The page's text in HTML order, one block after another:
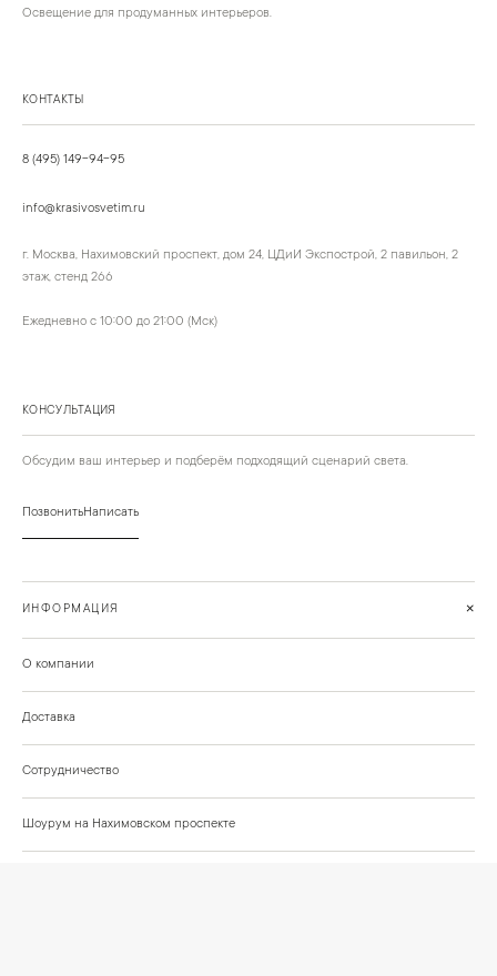
Освещение для продуманных интерьеров.
КОНТАКТЫ
8 (495) 149-94-95
info@krasivosvetim.ru
г. Москва, Нахимовский проспект, дом 24, ЦДиИ Экспострой, 2 павильон, 2
этаж, стенд 266
Ежедневно с 10:00 до 21:00 (Мск)
КОНСУЛЬТАЦИЯ
Обсудим ваш интерьер и подберём подходящий сценарий света.
ПозвонитьНаписать
ИНФОРМАЦИЯ +
О компании
Доставка
Сотрудничество
Шоурум на Нахимовском проспекте